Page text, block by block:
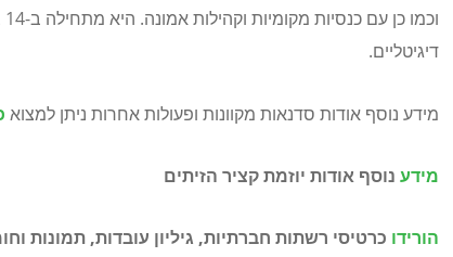
דיגיטליים.
מידע נוסף אודות סדנאות מקוונות ופעולות אחרות ניתן למצוא
מידע נוסף אודות יוזמת קציר הזיתים
הורידו כרטיסי רשתות חברתיות, גיליון עובדות, תמונות